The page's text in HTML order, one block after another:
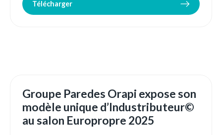
Télécharger
Groupe Paredes Orapi expose son
modèle unique d’Industributeur©
au salon Europropre 2025